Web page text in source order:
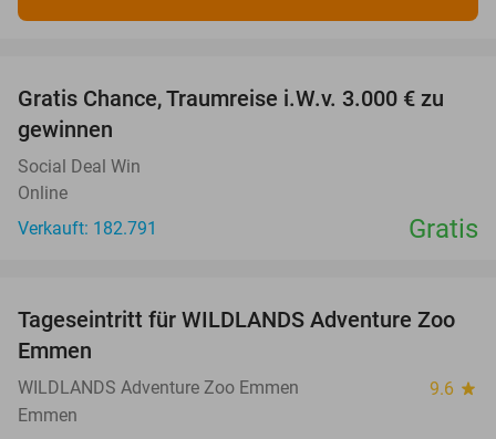
Gratis Chance, Traumreise i.W.v. 3.000 € zu
gewinnen
Social Deal Win
Online
Verkauft: 182.791
Gratis
24%
Tageseintritt für WILDLANDS Adventure Zoo
Emmen
WILDLANDS Adventure Zoo Emmen 9.6 star
Emmen